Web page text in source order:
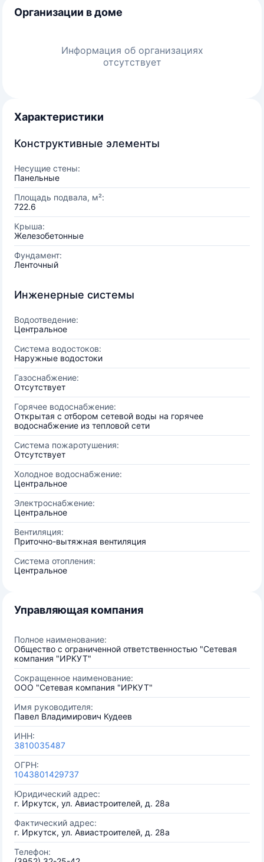
Организации в доме
Информация об организациях
отсутствует
Характеристики
Конструктивные элементы
Несущие стены:
Панельные
Площадь подвала, м²:
722.6
Крыша:
Железобетонные
Фундамент:
Ленточный
Инженерные системы
Водоотведение:
Центральное
Система водостоков:
Наружные водостоки
Газоснабжение:
Отсутствует
Горячее водоснабжение:
Открытая с отбором сетевой воды на горячее
водоснабжение из тепловой сети
Система пожаротушения:
Отсутствует
Холодное водоснабжение:
Центральное
Электроснабжение:
Центральное
Вентиляция:
Приточно-вытяжная вентиляция
Система отопления:
Центральное
Управляющая компания
Полное наименование:
Общество с ограниченной ответственностью "Сетевая
компания "ИРКУТ"
Сокращенное наименование:
ООО "Сетевая компания "ИРКУТ"
Имя руководителя:
Павел Владимирович Кудеев
ИНН:
3810035487
ОГРН:
1043801429737
Юридический адрес:
г. Иркутск, ул. Авиастроителей, д. 28а
Фактический адрес:
г. Иркутск, ул. Авиастроителей, д. 28а
Телефон: